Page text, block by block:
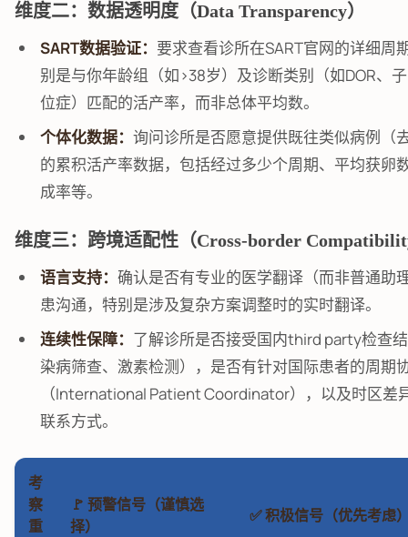
维度二：数据透明度（Data Transparency）
SART数据验证： 要求查看诊所在SART官网的详细周
别是与你年龄组（如>38岁）及诊断类别（如DOR、
位症）匹配的活产率，而非总体平均数。
个体化数据： 询问诊所是否愿意提供既往类似病例（
的累积活产率数据，包括经过多少个周期、平均获卵
成率等。
维度三：跨境适配性（Cross-border
语言支持： 确认是否有专业的医学翻译（而非普通助
患沟通，特别是涉及复杂方案调整时的实时翻译。
连续性保障： 了解诊所是否接受国内third party检查
染病筛查、激素检测），是否有针对国际患者的周期
（International Patient Coordinator），以及时区差
联系方式。
考
察
重
🚩 预警信号（谨慎选
择）
✅ 积极信号（优先考虑